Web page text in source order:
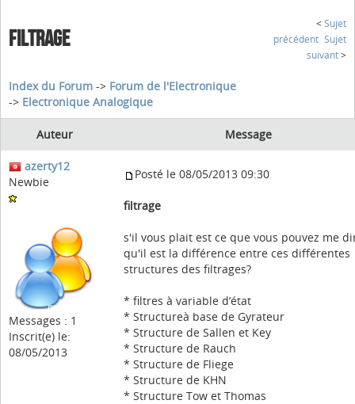
FILTRAGE
< Sujet
précédent Sujet
suivant >
Index du Forum -> Forum de l'Electronique
-> Electronique Analogique
Auteur Message
azerty12
Newbie
Messages : 1
Inscrit(e) le:
08/05/2013
Posté le 08/05/2013 09:30
filtrage
s'il vous plait est ce que vous pouvez me
qu'il est la différence entre ces différentes
structures des filtrages?
* filtres à variable d’état
* Structureà base de Gyrateur
* Structure de Sallen et Key
* Structure de Rauch
* Structure de Fliege
* Structure de KHN
* Structure Tow et Thomas